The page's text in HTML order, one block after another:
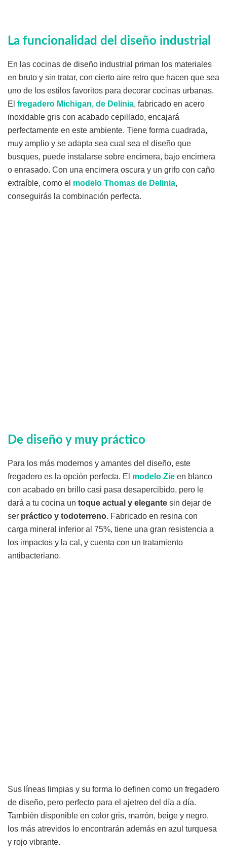
La funcionalidad del diseño industrial
En las cocinas de diseño industrial priman los materiales
en bruto y sin tratar, con cierto aire retro que hacen que sea
uno de los estilos favoritos para decorar cocinas urbanas.
El fregadero Michigan, de Delinia, fabricado en acero
inoxidable gris con acabado cepillado, encajará
perfectamente en este ambiente. Tiene forma cuadrada,
muy amplio y se adapta sea cual sea el diseño que
busques, puede instalarse sobre encimera, bajo encimera
o enrasado. Con una encimera oscura y un grifo con caño
extraíble, como el modelo Thomas de Delinia,
conseguirás la combinación perfecta.
De diseño y muy práctico
Para los más modernos y amantes del diseño, este
fregadero es la opción perfecta. El modelo Zie en blanco
con acabado en brillo casi pasa desapercibido, pero le
dará a tu cocina un toque actual y elegante sin dejar de
ser práctico y todoterreno. Fabricado en resina con
carga mineral inferior al 75%, tiene una gran resistencia a
los impactos y la cal, y cuenta con un tratamiento
antibacteriano.
Sus líneas limpias y su forma lo definen como un fregadero
de diseño, pero perfecto para el ajetreo del día a día.
También disponible en color gris, marrón, beige y negro,
los más atrevidos lo encontrarán además en azul turquesa
y rojo vibrante.